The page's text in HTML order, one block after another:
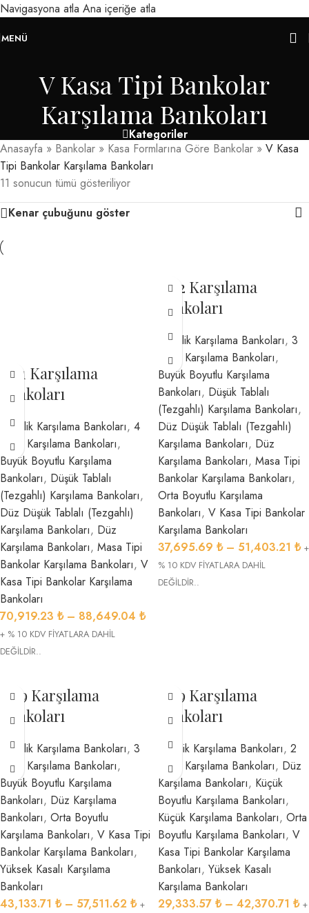
Navigasyona atla Ana içeriğe atla
MENÜ
V Kasa Tipi Bankolar
Karşılama Bankoları
Kategoriler
Anasayfa » Bankolar » Kasa Formlarına Göre Bankolar » V Kasa
Tipi Bankolar Karşılama Bankoları
11 sonucun tümü gösteriliyor
Kenar çubuğunu göster
1561 Karşılama
Bankoları
3 Kişilik Karşılama Bankoları, 4
Kişilik Karşılama Bankoları,
Büyük Boyutlu Karşılama
Bankoları, Düşük Tablalı
(Tezgahlı) Karşılama Bankoları,
Düz Düşük Tablalı (Tezgahlı)
Karşılama Bankoları, Düz
Karşılama Bankoları, Masa Tipi
Bankolar Karşılama Bankoları, V
Kasa Tipi Bankolar Karşılama
Bankoları
70,919.23 ₺ – 88,649.04 ₺
+ % 10 KDV FİYATLARA DAHİL
DEĞİLDİR..
1562 Karşılama
Bankoları
2 Kişilik Karşılama Bankoları, 3
Kişilik Karşılama Bankoları,
Büyük Boyutlu Karşılama
Bankoları, Düşük Tablalı
(Tezgahlı) Karşılama Bankoları,
Düz Düşük Tablalı (Tezgahlı)
Karşılama Bankoları, Düz
Karşılama Bankoları, Masa Tipi
Bankolar Karşılama Bankoları,
Orta Boyutlu Karşılama
Bankoları, V Kasa Tipi Bankolar
Karşılama Bankoları
37,695.69 ₺ – 51,403.21 ₺ +
% 10 KDV FİYATLARA DAHİL
DEĞİLDİR..
1569 Karşılama
Bankoları
2 Kişilik Karşılama Bankoları, 3
Kişilik Karşılama Bankoları,
Büyük Boyutlu Karşılama
Bankoları, Düz Karşılama
Bankoları, Orta Boyutlu
Karşılama Bankoları, V Kasa Tipi
Bankolar Karşılama Bankoları,
Yüksek Kasalı Karşılama
Bankoları
43,133.71 ₺ – 57,511.62 ₺ +
1619 Karşılama
Bankoları
1 Kişilik Karşılama Bankoları, 2
Kişilik Karşılama Bankoları, Düz
Karşılama Bankoları, Küçük
Boyutlu Karşılama Bankoları,
Küçük Karşılama Bankoları, Orta
Boyutlu Karşılama Bankoları, V
Kasa Tipi Bankolar Karşılama
Bankoları, Yüksek Kasalı
Karşılama Bankoları
29,333.57 ₺ – 42,370.71 ₺ +